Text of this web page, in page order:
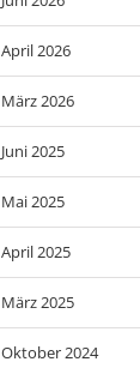
April 2026
März 2026
Juni 2025
Mai 2025
April 2025
März 2025
Oktober 2024